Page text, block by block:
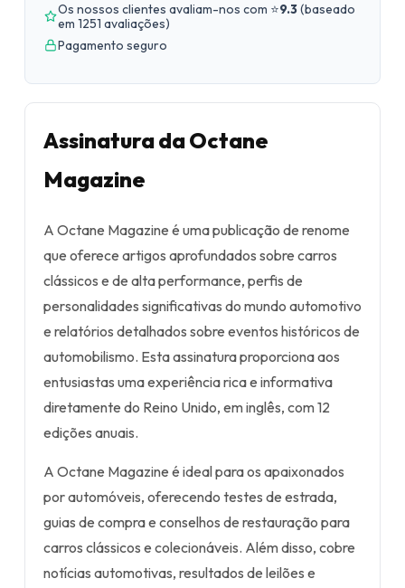
Os nossos clientes avaliam-nos com ⭐9.3(baseado
em 1251 avaliações)
Pagamento seguro
Assinatura da Octane
Magazine
A Octane Magazine é uma publicação de renome
que oferece artigos aprofundados sobre carros
clássicos e de alta performance, perfis de
personalidades significativas do mundo automotivo
e relatórios detalhados sobre eventos históricos de
automobilismo. Esta assinatura proporciona aos
entusiastas uma experiência rica e informativa
diretamente do Reino Unido, em inglês, com 12
edições anuais.
A Octane Magazine é ideal para os apaixonados
por automóveis, oferecendo testes de estrada,
guias de compra e conselhos de restauração para
carros clássicos e colecionáveis. Além disso, cobre
notícias automotivas, resultados de leilões e